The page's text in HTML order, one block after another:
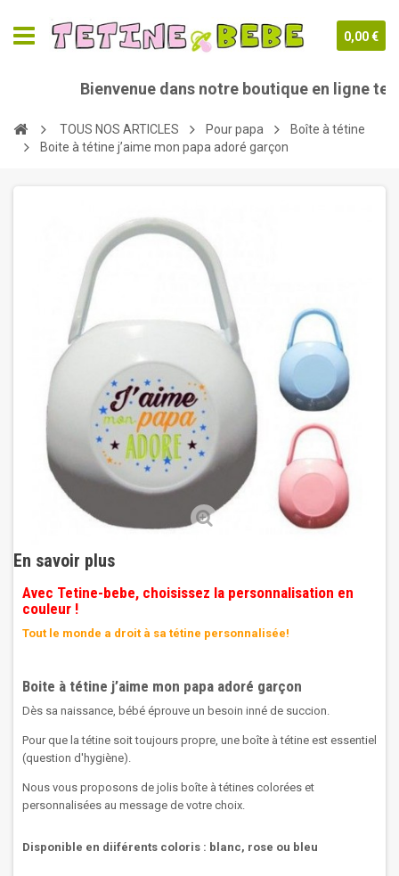
0,00 €
Bienvenue dans notre boutique en ligne
TOUS NOS ARTICLES Pour papa
Boîte à tétine
Boite à tétine j’aime mon papa adoré garçon
En savoir plus
Avec Tetine-bebe, choisissez la personnalisation en
couleur !
Tout le monde a droit à sa tétine personnalisée!
Boite à tétine j’aime mon papa adoré garçon
Dès sa naissance, bébé éprouve un besoin inné de succion.
Pour que la tétine soit toujours propre, une boîte à tétine est essentiel
(question d'hygiène).
Nous vous proposons de jolis boîte à tétines colorées et
personnalisées au message de votre choix.
Disponible en diiférents coloris : blanc, rose ou bleu